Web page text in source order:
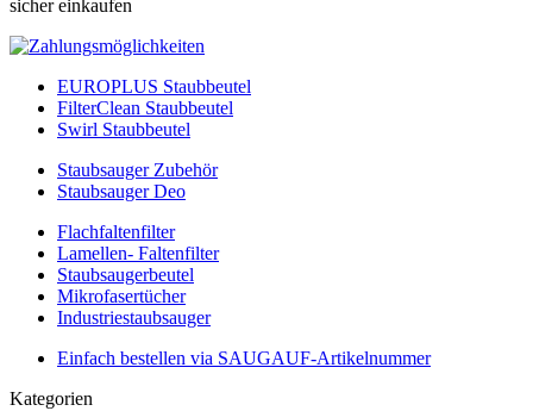
sicher einkaufen
EUROPLUS Staubbeutel
FilterClean Staubbeutel
Swirl Staubbeutel
Staubsauger Zubehör
Staubsauger Deo
Flachfaltenfilter
Lamellen- Faltenfilter
Staubsaugerbeutel
Mikrofasertücher
Industriestaubsauger
Einfach bestellen via SAUGAUF-Artikelnummer
Kategorien